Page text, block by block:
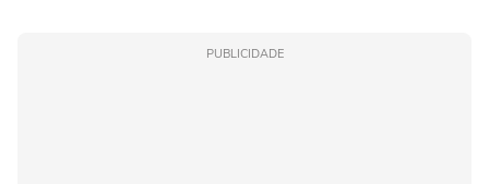
PUBLICIDADE